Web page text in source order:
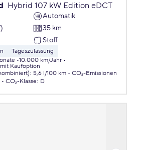
Hybrid 107 kW Edition eDCT
Automatik
35 km
Stoff
Tageszulassung
10.000 km/Jahr
mit Kaufoption
: 5,6 l/100 km
CO₂-Emissionen
CO₂-Klasse: D